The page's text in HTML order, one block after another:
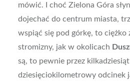
mówić. I choć Zielona Góra
dojechać do centrum miasta,
wspiąć się pod górkę, to ciężko
stromizny, jak w okolicach
są, to pewnie przez
dziesięciokilometrowy odcinek